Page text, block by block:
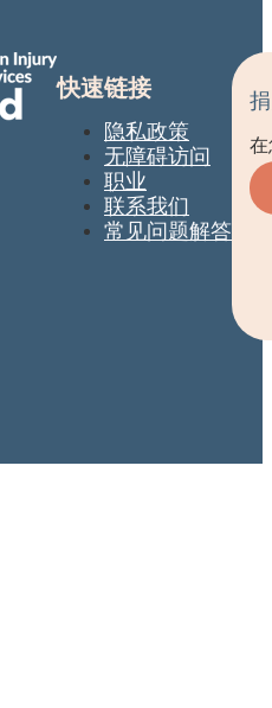
快速链接
隐私政策
无障碍访问
职业
联系我们
常见问题解答